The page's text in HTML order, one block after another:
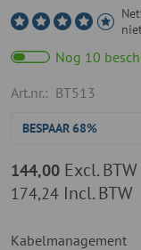
Nog 10
Art.nr.: BT513
BESPAAR68%
174,24 Incl. BTW
144,00 Excl. BTW
Kabelmanagement